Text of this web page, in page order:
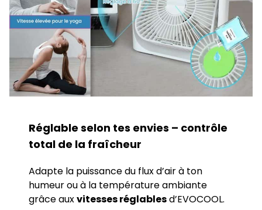
Réglable selon tes envies – contrôle
total de la fraîcheur
Adapte la puissance du flux d’air à ton
humeur ou à la température ambiante
grâce auxvitesses réglablesd’EVOCOOL.